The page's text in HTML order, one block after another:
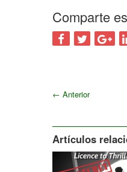
Comparte
← Anterior
Artículos